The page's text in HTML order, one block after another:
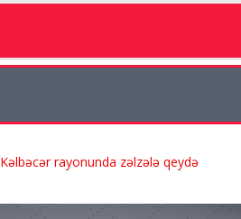
Kəlbəcər rayonunda zəlzələ qeydə